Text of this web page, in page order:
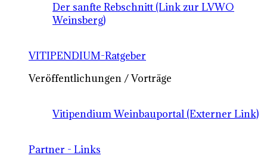
Der sanfte Rebschnitt (Link zur LVWO
Weinsberg)
VITIPENDIUM-Ratgeber
Veröffentlichungen / Vorträge
Vitipendium Weinbauportal (Externer Link)
Partner - Links